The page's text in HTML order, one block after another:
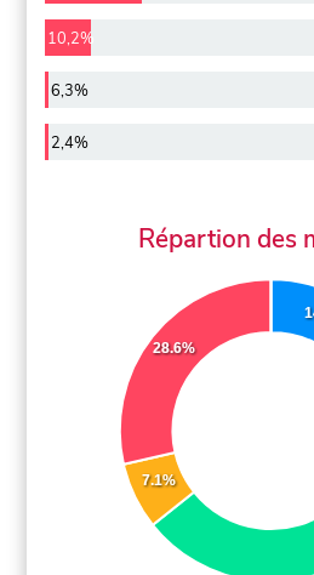
10,2%
6,3%
2,4%
Répartion des
7.1%
28.6%